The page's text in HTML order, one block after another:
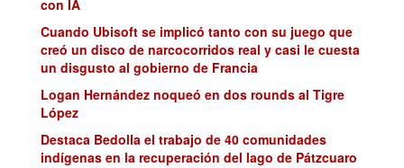
con IA
Cuando Ubisoft se implicó tanto con su juego que
creó un disco de narcocorridos real y casi le cuesta
un disgusto al gobierno de Francia
Logan Hernández noqueó en dos rounds al Tigre
López
Destaca Bedolla el trabajo de 40 comunidades
indígenas en la recuperación del lago de Pátzcuaro